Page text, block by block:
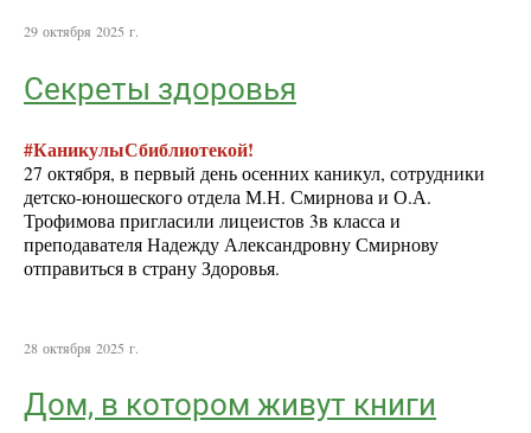
29 октября 2025 г.
Секреты здоровья
#КаникулыСбиблиотекой!
27 октября, в первый день осенних каникул, сотрудники
детско-юношеского отдела М.Н. Смирнова и О.А.
Трофимова пригласили лицеистов 3в класса и
преподавателя Надежду Александровну Смирнову
отправиться в страну Здоровья.
28 октября 2025 г.
Дом, в котором живут книги